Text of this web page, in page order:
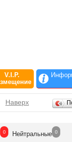
в любой
V.I.P.
Наверх
0 Нейтральные 0